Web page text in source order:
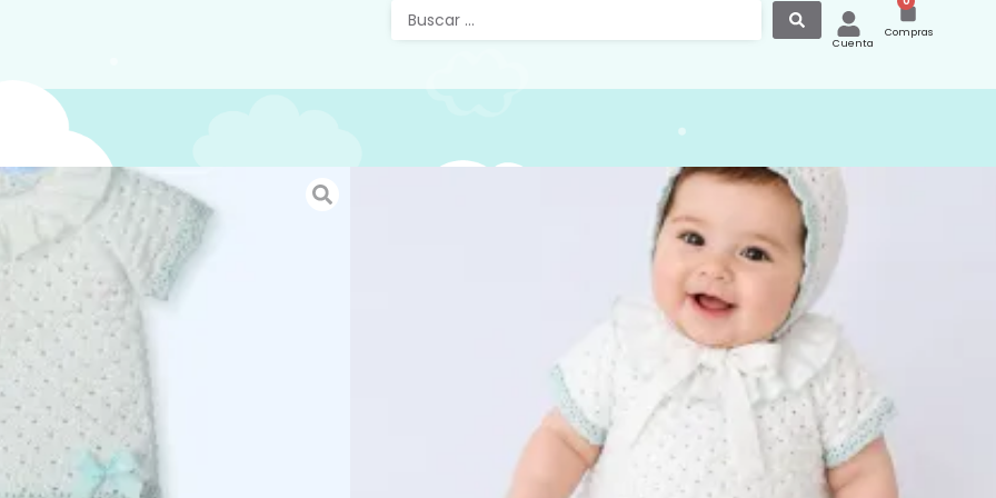
Cuenta
Compras
Primera Puesta Cuatro Punto
Piezas Blanco Turquesa Mac
Primera puesta 4 piezas bebé unisex en color
blanco y turquesa. Conjunto punto formado por
jubón manga corta con cuello volante blanco
tejido plumeti, braga en color turquesa, botas
hilo y capota. Ideal para la primavera y el
Diseño elaborado por la marca mac ilusión
https://catalogo.macilusion.com/